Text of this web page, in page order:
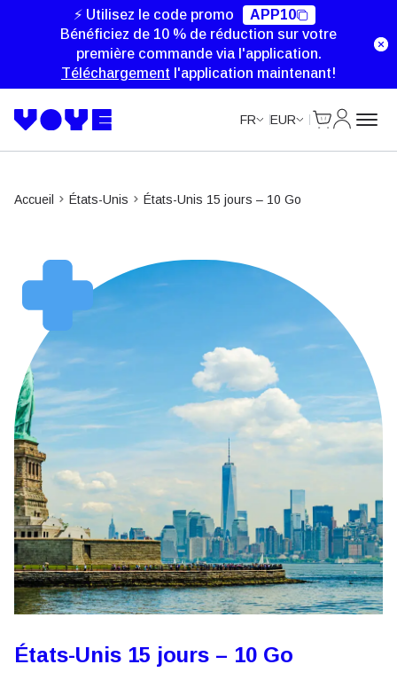
⚡ Utilisez le code promo
APP10
Bénéficiez de 10 % de réduction sur votre
première commande via l'application.
Téléchargement l'application maintenant!
FR EUR
Accueil États-Unis États-Unis 15 jours – 10 Go
États-Unis 15 jours – 10 Go